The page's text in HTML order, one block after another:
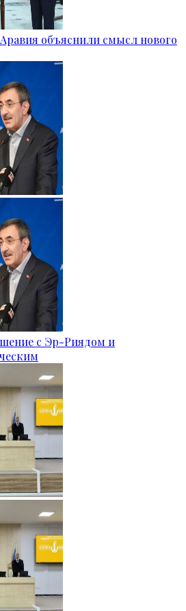
объяснили смысл нового
с Эр-Риядом и